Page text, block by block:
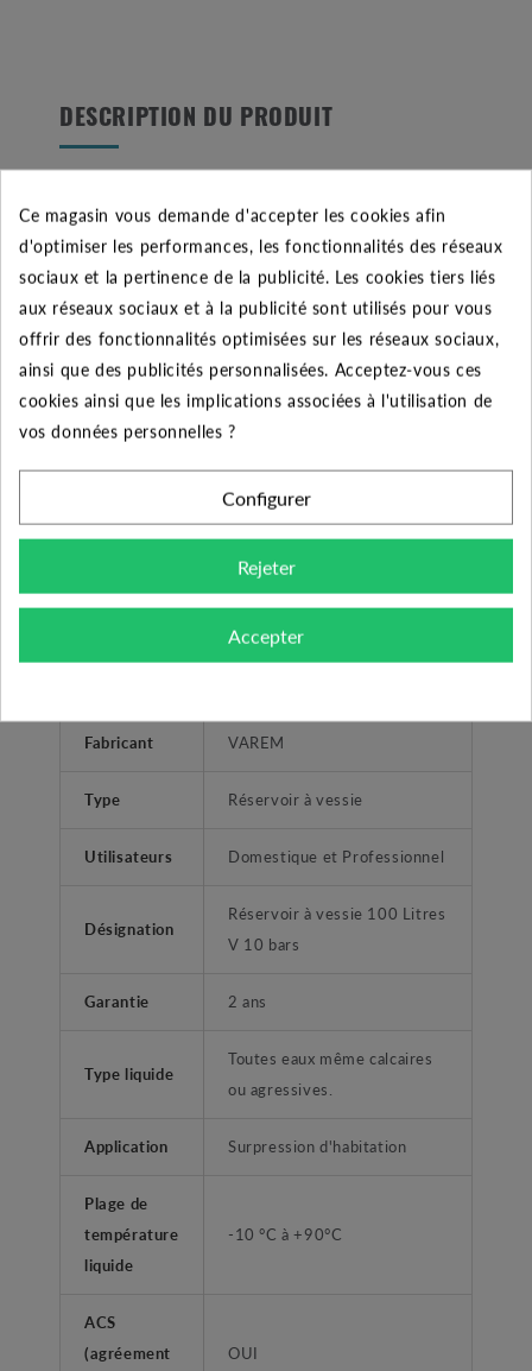
DESCRIPTION DU PRODUIT
- Le réservoir à vessie 100 L V 10 bars est un
équipement certifié ACS pour installations de
surpression, permettant d’automatiser une pompe et
d’éviter la corrosion grâce à sa vessie interchangeable.
Il convient aux systèmes d’habitation et d’arrosage,
s'associe à une pompe, et nécessite un gonflage précis
à 0,2 bar en dessous de la pression de démarrage de la
recommandé pour garantir sa longévité. La gamme
propose des réservoirs de 5 à 1000 L en formats
Fabricant VAREM
Type Réservoir à vessie
Utilisateurs Domestique et Professionnel
Désignation
Réservoir à vessie 100 Litres
V 10 bars
Garantie 2 ans
Type liquide
Toutes eaux même calcaires
ou agressives.
Application Surpression d'habitation
Plage de
température
liquide
-10 °C à +90°C
ACS
(agréement
OUI
Ce magasin vous demande d'accepter les cookies afin
d'optimiser les performances, les fonctionnalités des réseaux
sociaux et la pertinence de la publicité. Les cookies tiers liés
aux réseaux sociaux et à la publicité sont utilisés pour vous
offrir des fonctionnalités optimisées sur les réseaux sociaux,
ainsi que des publicités personnalisées. Acceptez-vous ces
cookies ainsi que les implications associées à l'utilisation de
vos données personnelles ?
Configurer
Rejeter
Accepter